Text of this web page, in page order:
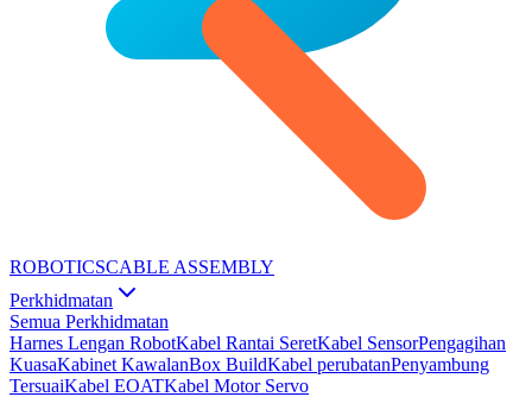
ROBOTICSCABLE ASSEMBLY
Perkhidmatan
Semua Perkhidmatan
Harnes Lengan RobotKabel Rantai SeretKabel SensorPengagihan
KuasaKabinet KawalanBox BuildKabel perubatanPenyambung
TersuaiKabel EOATKabel Motor Servo